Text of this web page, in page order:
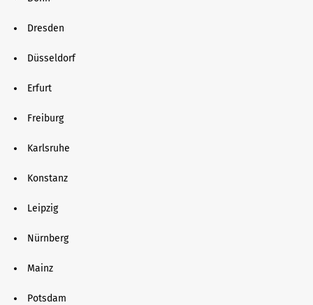
Dresden
Düsseldorf
Erfurt
Freiburg
Karlsruhe
Konstanz
Leipzig
Nürnberg
Mainz
Potsdam